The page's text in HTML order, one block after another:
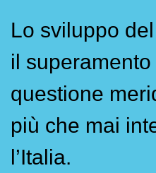
Lo sviluppo
il
questione
più che mai
l’Italia.